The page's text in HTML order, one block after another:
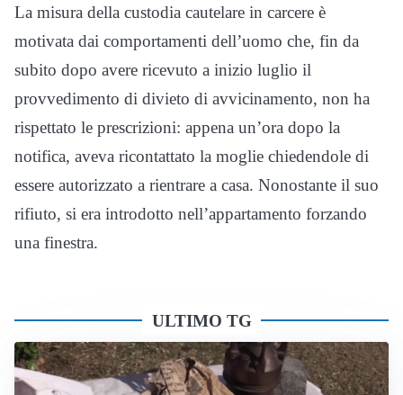
La misura della custodia cautelare in carcere è
motivata dai comportamenti dell’uomo che, fin da
subito dopo avere ricevuto a inizio luglio il
provvedimento di divieto di avvicinamento, non ha
rispettato le prescrizioni: appena un’ora dopo la
notifica, aveva ricontattato la moglie chiedendole di
essere autorizzato a rientrare a casa. Nonostante il suo
rifiuto, si era introdotto nell’appartamento forzando
una finestra.
ULTIMO TG